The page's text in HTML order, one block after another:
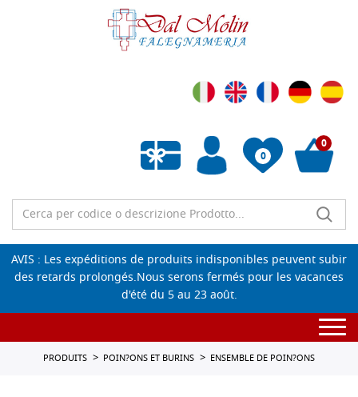
0
Liste de souhaits vide
0
AVIS : Les expéditions de produits indisponibles peuvent subir
des retards prolongés.Nous serons fermés pour les vacances
d'été du 5 au 23 août.
PRODUITS POIN?ONS ET BURINS ENSEMBLE DE POIN?ONS